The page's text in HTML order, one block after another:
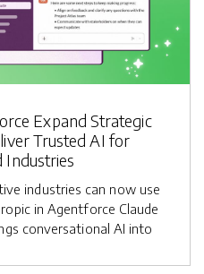
Expand Strategic
Trusted AI for
Industries
industries can now use
in Agentforce Claude
conversational AI into